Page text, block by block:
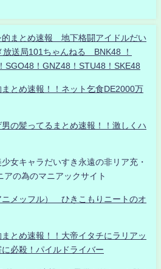
まとめ速報 地下格闘アイドルだい
送局101ちゃんねる BNK48 ！
SGO48！GNZ48！STU48！SKE48
とめ速報！！ネット乞食DE2000万
男の髪ってるまとめ速報！！激しくハ
女キャラだいすき永遠の非リア充・
の為のマニアックサイト
ニメッフル） ひきこもりニートのオ
とめ速報！！大帝イタチにラリアッ
必殺！パイルドライバー